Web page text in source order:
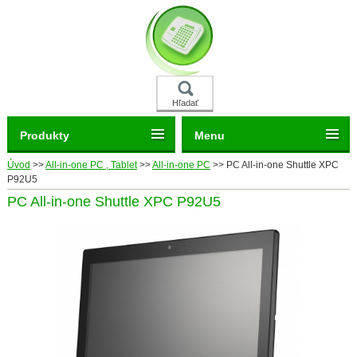
Hľadať
Úvod >>All-in-one PC , Tablet >>All-in-one PC >> PC All-in-one Shuttle XPC
P92U5
PC All-in-one Shuttle XPC P92U5
Produkty Menu